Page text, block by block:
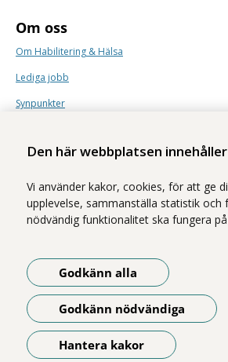
Den här webbplatsen
Vi använder kakor, cookies, för att ge
upplevelse, sammanställa statistik och
nödvändig funktionalitet ska fungera
Godkänn alla
Godkänn nödvändiga
Hantera kakor
Om oss
Om Habilitering & Hälsa
Lediga jobb
Synpunkter
Samtliga bilder på webbplatsen är tagna av
annat namn anges.
Om webbplatsen
Tillgänglighetsredogörelse